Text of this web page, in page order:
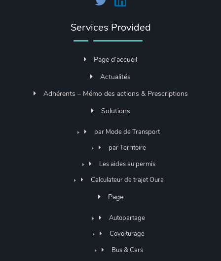
Services Provided
Page d’accueil
Actualités
Adhérents – Mémo des actions & Prescriptions
Solutions
par Mode de Transport
par Territoire
Les aides au permis
Calculateur de trajet Oura
Page
Autopartage
Covoiturage
Bus & Cars